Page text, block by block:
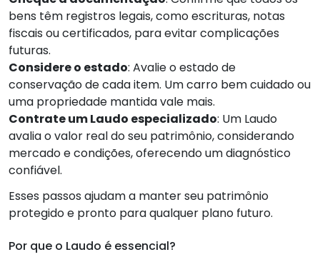
bens têm registros legais, como escrituras, notas
fiscais ou certificados, para evitar complicações
futuras.
Considere o estado: Avalie o estado de
conservação de cada item. Um carro bem cuidado ou
uma propriedade mantida vale mais.
Contrate um Laudo especializado: Um Laudo
avalia o valor real do seu patrimônio, considerando
mercado e condições, oferecendo um diagnóstico
confiável.
Esses passos ajudam a manter seu patrimônio
protegido e pronto para qualquer plano futuro.
Por que o Laudo é essencial?